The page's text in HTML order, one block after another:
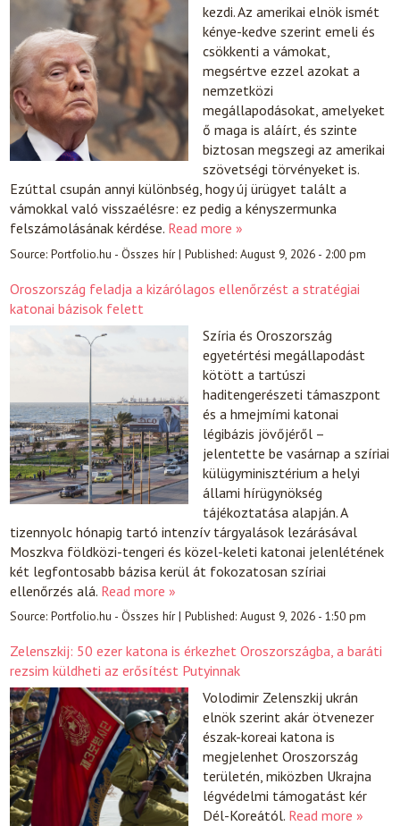
kezdi. Az amerikai elnök ismét
kénye-kedve szerint emeli és
csökkenti a vámokat,
megsértve ezzel azokat a
nemzetközi
megállapodásokat, amelyeket
ő maga is aláírt, és szinte
biztosan megszegi az amerikai
szövetségi törvényeket is.
Ezúttal csupán annyi különbség, hogy új ürügyet talált a
vámokkal való visszaélésre: ez pedig a kényszermunka
felszámolásának kérdése. Read more »
Source:Portfolio.hu - Összes hír|Published:August 9, 2026 - 2:00 pm
Oroszország feladja a kizárólagos ellenőrzést a stratégiai
katonai bázisok felett
Szíria és Oroszország
egyetértési megállapodást
kötött a tartúszi
haditengerészeti támaszpont
és a hmejmími katonai
légibázis jövőjéről –
jelentette be vasárnap a szíriai
külügyminisztérium a helyi
állami hírügynökség
tájékoztatása alapján. A
tizennyolc hónapig tartó intenzív tárgyalások lezárásával
Moszkva földközi-tengeri és közel-keleti katonai jelenlétének
két legfontosabb bázisa kerül át fokozatosan szíriai
ellenőrzés alá. Read more »
Source:Portfolio.hu - Összes hír|Published:August 9, 2026 - 1:50 pm
Zelenszkij: 50 ezer katona is érkezhet Oroszországba, a baráti
rezsim küldheti az erősítést Putyinnak
Volodimir Zelenszkij ukrán
elnök szerint akár ötvenezer
észak-koreai katona is
megjelenhet Oroszország
területén, miközben Ukrajna
légvédelmi támogatást kér
Dél-Koreától. Read more »